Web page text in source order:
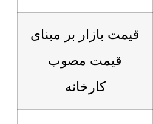
قیمت بازار بر مبنای
قیمت مصوب
کارخانه